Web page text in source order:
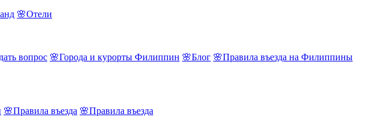
🌸Отели
вопрос 🌸Города и курорты Филиппин 🌸Блог 🌸Правила въезда на Филиппины
🌸Правила въезда 🌸Правила въезда